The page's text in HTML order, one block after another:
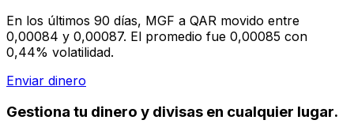
En los últimos 90 días, MGF a QAR movido entre
0,00084 y 0,00087. El promedio fue 0,00085 con
0,44% volatilidad.
Enviar dinero
Gestiona tu dinero y divisas en cualquier lugar.